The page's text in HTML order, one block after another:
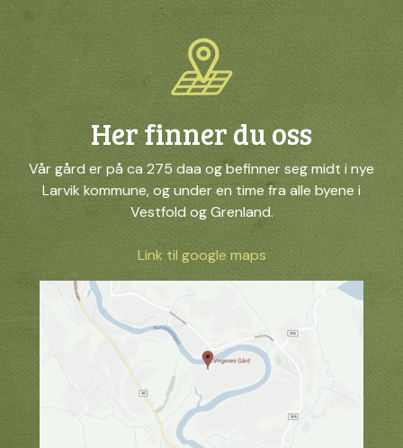
Her finner du oss
Vår gård er på ca 275 daa og befinner seg midt i nye
Larvik kommune, og under en time fra alle byene i
Vestfold og Grenland.
Link til google maps